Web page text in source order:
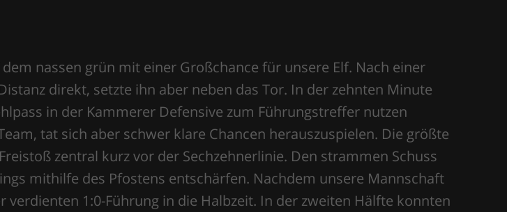
nassen grün mit einer Großchance für unsere Elf. Nach einer
direkt, setzte ihn aber neben das Tor. In der zehnten Minute
in der Kammerer Defensive zum Führungstreffer nutzen
tat sich aber schwer klare Chancen herauszuspielen. Die größte
zentral kurz vor der Sechzehnerlinie. Den strammen Schuss
mithilfe des Pfostens entschärfen. Nachdem unsere Mannschaft
1:0-Führung in die Halbzeit. In der zweiten Hälfte konnten